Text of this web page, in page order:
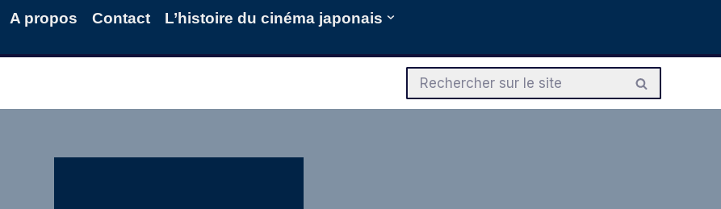
A propos Contact L’histoire du cinéma japonais